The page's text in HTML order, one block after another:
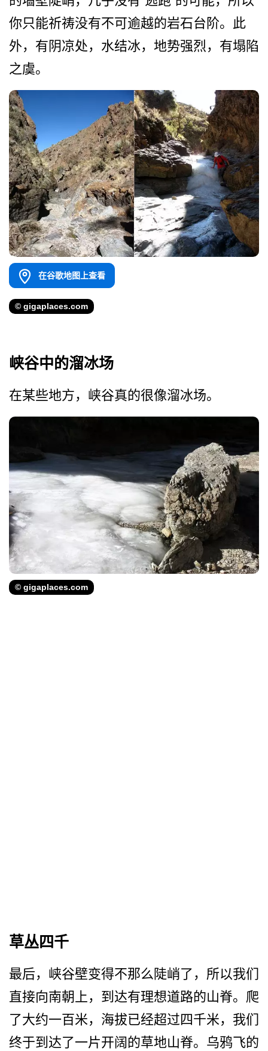
你只能祈祷没有不可逾越的岩石台阶。此
外，有阴­凉处，水结冰，地势强烈，有塌陷
之虞。
在谷歌地图上查看
© gigaplaces.com
峡谷中的溜冰场
在某些地方，峡谷真的很像溜冰场。
© gigaplaces.com
草丛四千
最后，峡谷壁变得不那么陡峭­了，所以我们
直接向南朝上，到达有理想道路的山脊。­爬
了大约一百米，海拔已经超过四千米，我们
终于到达­了一片开阔的草地山脊。乌鸦飞的